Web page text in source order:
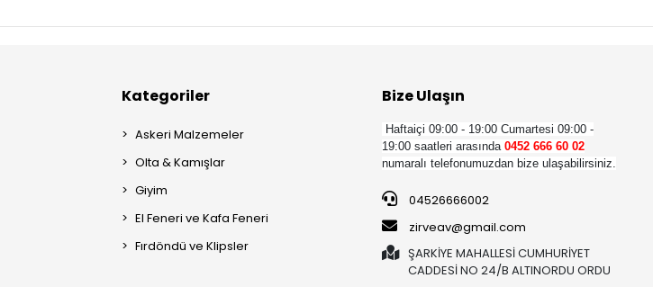
Kategoriler
Askeri Malzemeler
Olta & Kamışlar
Giyim
El Feneri ve Kafa Feneri
Fırdöndü ve Klipsler
Bize Ulaşın
Haftaiçi 09:00 - 19:00Cumartesi 09:00 -
19:00 saatleri arasında0452 666 60 02
numaralı telefonumuzdan bize ulaşabilirsiniz.
04526666002
zirveav@gmail.com
ŞARKİYE MAHALLESİ CUMHURİYET
CADDESİ NO 24/B ALTINORDU ORDU